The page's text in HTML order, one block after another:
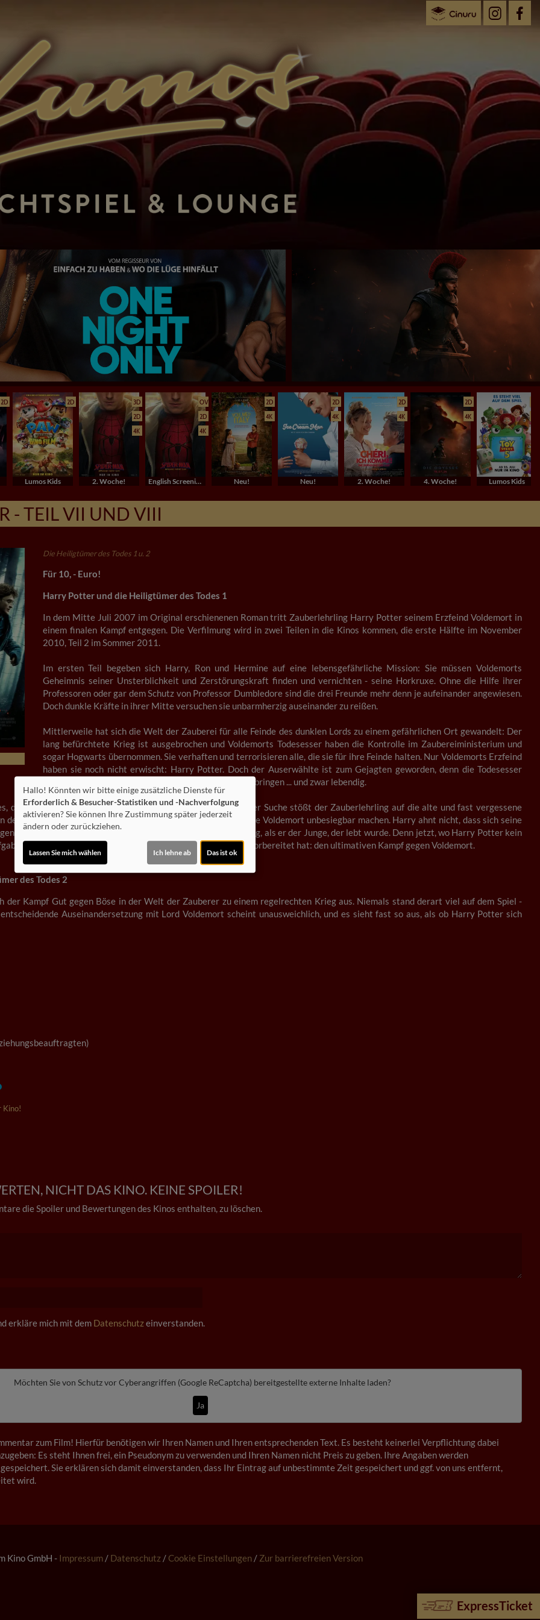
ExpressTicket
2D 2D
Lumos Kids
3D
2D
4K
2. Woche!
OV
2D
4K
English Screenings (OV/OmU)
2D
4K
Neu!
2D
4K
Neu!
2D
4K
2. Woche!
2D
4K
4. Woche! Lumos Kids
- TEIL VII UND VIII
Die Heiligtümer des Todes 1 u. 2
Für 10, - Euro!
Harry Potter und die Heiligtümer des Todes 1
In dem Mitte Juli 2007 im Original erschienenen Roman tritt Zauberlehrling Harry Potter seinem Erzfeind Voldemort in
einem finalen Kampf entgegen. Die Verfilmung wird in zwei Teilen in die Kinos kommen, die erste Hälfte im November
2010, Teil 2 im Sommer 2011.
Im ersten Teil begeben sich Harry, Ron und Hermine auf eine lebensgefährliche Mission: Sie müssen Voldemorts
Geheimnis seiner Unsterblichkeit und Zerstörungskraft finden und vernichten - seine Horkruxe. Ohne die Hilfe ihrer
Professoren oder gar dem Schutz von Professor Dumbledore sind die drei Freunde mehr denn je aufeinander angewiesen.
Doch dunkle Kräfte in ihrer Mitte versuchen sie unbarmherzig auseinander zu reißen.
Mittlerweile hat sich die Welt der Zauberei für alle Feinde des dunklen Lords zu einem gefährlichen Ort gewandelt: Der
lang befürchtete Krieg ist ausgebrochen und Voldemorts Todesesser haben die Kontrolle im Zaubereiministerium und
sogar Hogwarts übernommen. Sie verhaften und terrorisieren alle, die sie für ihre Feinde halten. Nur Voldemorts Erzfeind
haben sie noch nicht erwischt: Harry Potter. Doch der Auserwählte ist zum Gejagten geworden, denn die Todesesser
müssen ihren Auftrag erfüllen, Harry zu Voldemort zu bringen ... und zwar lebendig.
die Horkruxe zu finden, bevor Voldemort ihn findet. Bei seiner Suche stößt der Zauberlehrling auf die alte und fast vergessene
des Todes und erkennt: Sollte die Legende wahr sein, könnte sie Voldemort unbesiegbar machen. Harry ahnt nicht, dass sich seine
entschieden hat, nämlich an dem schicksalsträchtigen Tag, als er der Junge, der lebt wurde. Denn jetzt, wo Harry Potter kein
auf ihn, auf die er sich seit seinem ersten Tag in Hogwarts vorbereitet hat: den ultimativen Kampf gegen Voldemort.
des Todes 2
der Kampf Gut gegen Böse in der Welt der Zauberer zu einem regelrechten Krieg aus. Niemals stand derart viel auf dem Spiel -
Auseinandersetzung mit Lord Voldemort scheint unausweichlich, und es sieht fast so aus, als ob Harry Potter sich
Kino!
NICHT DAS KINO. KEINE SPOILER!
die Spoiler und Bewertungen des Kinos enthalten, zu löschen.
erkläre mich mit dem Datenschutzeinverstanden.
Möchten Sie von Schutz vor Cyberangriffen (Google ReCaptcha) bereitgestellte externe Inhalte laden?
Ja
zum Film! Hierfür benötigen wir Ihren Namen und Ihren entsprechenden Text. Es besteht keinerlei Verpflichtung dabei
Es steht Ihnen frei, ein Pseudonym zu verwenden und Ihren Namen nicht Preis zu geben. Ihre Angaben werden
Sie erklären sich damit einverstanden, dass Ihr Eintrag auf unbestimmte Zeit gespeichert und ggf. von uns entfernt,
wird.
Kino GmbH - Impressum / Datenschutz / Cookie Einstellungen / Zur barrierefreien Version
Hallo! Könnten wir bitte einige zusätzliche Dienste für
Erforderlich & Besucher-Statistiken und -Nachverfolgung
aktivieren? Sie können Ihre Zustimmung später jederzeit
ändern oder zurückziehen.
Lassen Sie mich wählen Ich lehne ab Das ist ok